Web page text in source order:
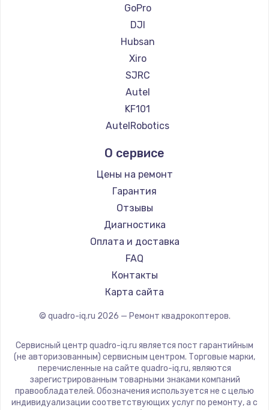
GoPro
DJI
Hubsan
Xiro
SJRC
Autel
KF101
AutelRobotics
О сервисе
Цены на ремонт
Гарантия
Отзывы
Диагностика
Оплата и доставка
FAQ
Контакты
Карта сайта
© quadro-iq.ru 2026 — Ремонт квадрокоптеров.
Сервисный центр quadro-iq.ru является пост гарантийным
(не авторизованным) сервисным центром. Торговые марки,
перечисленные на сайте quadro-iq.ru, являются
зарегистрированным товарными знаками компаний
правообладателей. Обозначения используется не с целью
индивидуализации соответствующих услуг по ремонту, а с